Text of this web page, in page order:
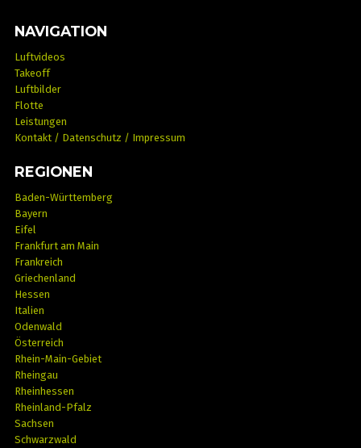
NAVIGATION
Luftvideos
Takeoff
Luftbilder
Flotte
Leistungen
Kontakt / Datenschutz / Impressum
REGIONEN
Baden-Württemberg
Bayern
Eifel
Frankfurt am Main
Frankreich
Griechenland
Hessen
Italien
Odenwald
Österreich
Rhein-Main-Gebiet
Rheingau
Rheinhessen
Rheinland-Pfalz
Sachsen
Schwarzwald